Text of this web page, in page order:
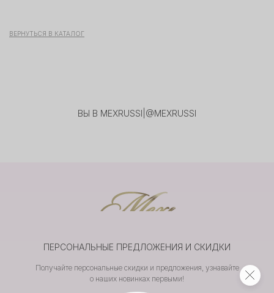
ВЕРНУТЬСЯ В КАТАЛОГ
ВЫ В MEXRUSSI @MEXRUSSI
ПЕРСОНАЛЬНЫЕ ПРЕДЛОЖЕНИЯ И СКИДКИ
Получайте персональные скидки и предложения, узнавайте
о наших новинках первыми!